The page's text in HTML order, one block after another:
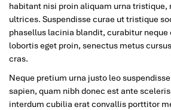
habitant nisi proin aliquam urna tristique,
ultrices. Suspendisse curae ut tristique
phasellus lacinia blandit, curabitur neque
lobortis eget proin, senectus metus
cras.
Neque pretium urna justo leo
sapien, quam nibh donec est ante
interdum cubilia erat convallis porttitor